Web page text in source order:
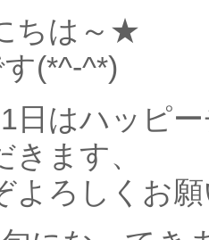
ちは～★
(*^-^*)
日はハッピ
きます、
よろしくお